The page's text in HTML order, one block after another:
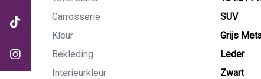
Carrosserie
SUV
Kleur
Grijs
Bekleding
Leder
Interieurkleur
Zwart